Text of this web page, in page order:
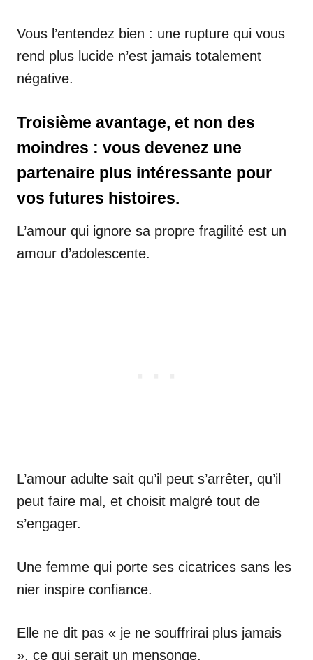
Vous l’entendez bien : une rupture qui vous
rend plus lucide n’est jamais totalement
négative.
Troisième avantage, et non des
moindres : vous devenez une
partenaire plus intéressante pour
vos futures histoires.
L’amour qui ignore sa propre fragilité est un
amour d’adolescente.
L’amour adulte sait qu’il peut s’arrêter, qu’il
peut faire mal, et choisit malgré tout de
s’engager.
Une femme qui porte ses cicatrices sans les
nier inspire confiance.
Elle ne dit pas « je ne souffrirai plus jamais
», ce qui serait un mensonge.